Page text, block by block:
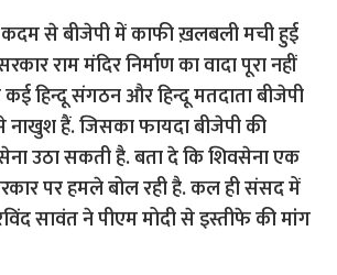
से बीजेपी में काफी ख़लबली मची हुई
राम मंदिर निर्माण का वादा पूरा नहीं
हिन्दू संगठन और हिन्दू मतदाता बीजेपी
नाखुश हैं. जिसका फायदा बीजेपी की
उठा सकती है. बता दे कि शिवसेना एक
पर हमले बोल रही है. कल ही संसद में
सावंत ने पीएम मोदी से इस्तीफे की मांग